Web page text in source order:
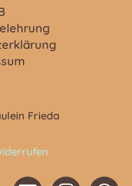
Frieda